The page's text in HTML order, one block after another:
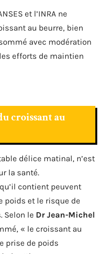
et l’INRA ne
au beurre, bien
avec modération
efforts de maintien
croissant au
délice matinal, n’est
la santé.
contient peuvent
poids et le risque de
Selon le Dr Jean-Michel
« le croissant au
prise de poids